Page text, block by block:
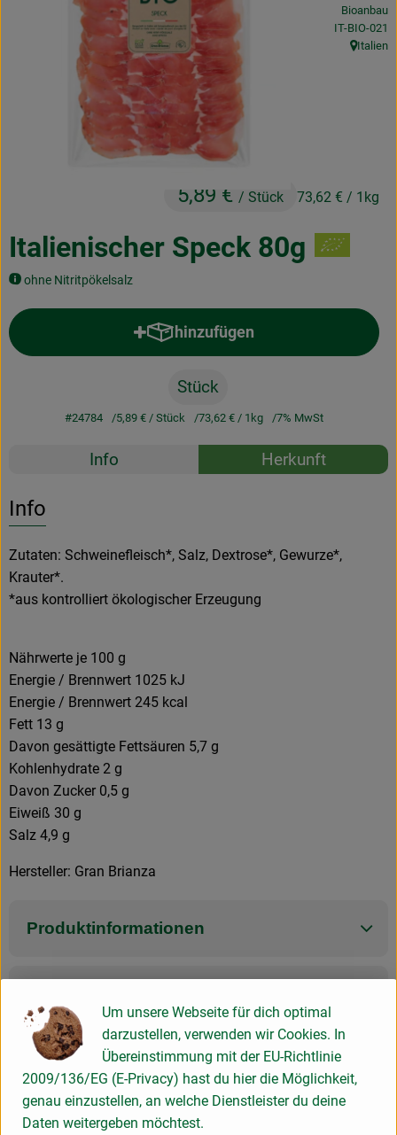
Obst & Gemüse
Frisches
Naturkost
Getränke
Lieferservice
Über uns
Infos
Geschäftskunden
Italienischer Speck 80g
ohne Nitritpökelsalz
5,89 € / Stück 73,62 € / 1kg
Bioanbau
,IT-BIO-021
,
Italien
hinzufügen
Produkt zum Warenkorb
Stück
#24784 5,89 € / Stück 73,62 € / 1kg 7% MwSt
Rezepte
Info Herkunft
Info
Zutaten: Schweinefleisch*, Salz, Dextrose*, Gewurze*,
Krauter*.
*aus kontrolliert ökologischer Erzeugung
Nährwerte je 100 g
Energie / Brennwert 1025 kJ
Energie / Brennwert 245 kcal
Fett 13 g
Davon gesättigte Fettsäuren 5,7 g
Kohlenhydrate 2 g
Davon Zucker 0,5 g
Eiweiß 30 g
Salz 4,9 g
Hersteller: Gran Brianza
Produktinformationen
Nährwert-Info
Produktdatenblatt
Um unsere Webseite für dich optimal
darzustellen, verwenden wir Cookies. In
Übereinstimmung mit der EU-Richtlinie
2009/136/EG (E-Privacy) hast du hier die Möglichkeit,
genau einzustellen, an welche Dienstleister du deine
Daten weitergeben möchtest.